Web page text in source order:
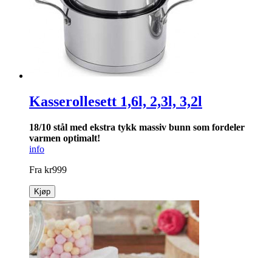
Kasserollesett 1,6l, 2,3l, 3,2l
18/10 stål med ekstra tykk massiv bunn som for­deler
varmen optimalt!
info
Fra kr999
Kjøp